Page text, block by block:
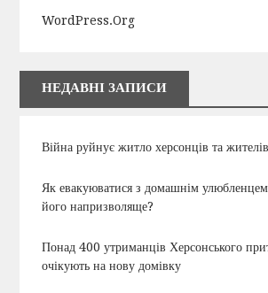
WordPress.org
НЕДАВНІ ЗАПИСИ
Війна руйнує житло херсонців та жителів
Як евакуюватися з домашнім
його напризволяще?
Понад 400 утриманців Херсонського
очікують на нову домівку